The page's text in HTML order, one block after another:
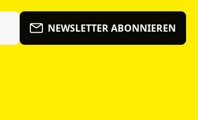
NEWSLETTER ABONNIEREN